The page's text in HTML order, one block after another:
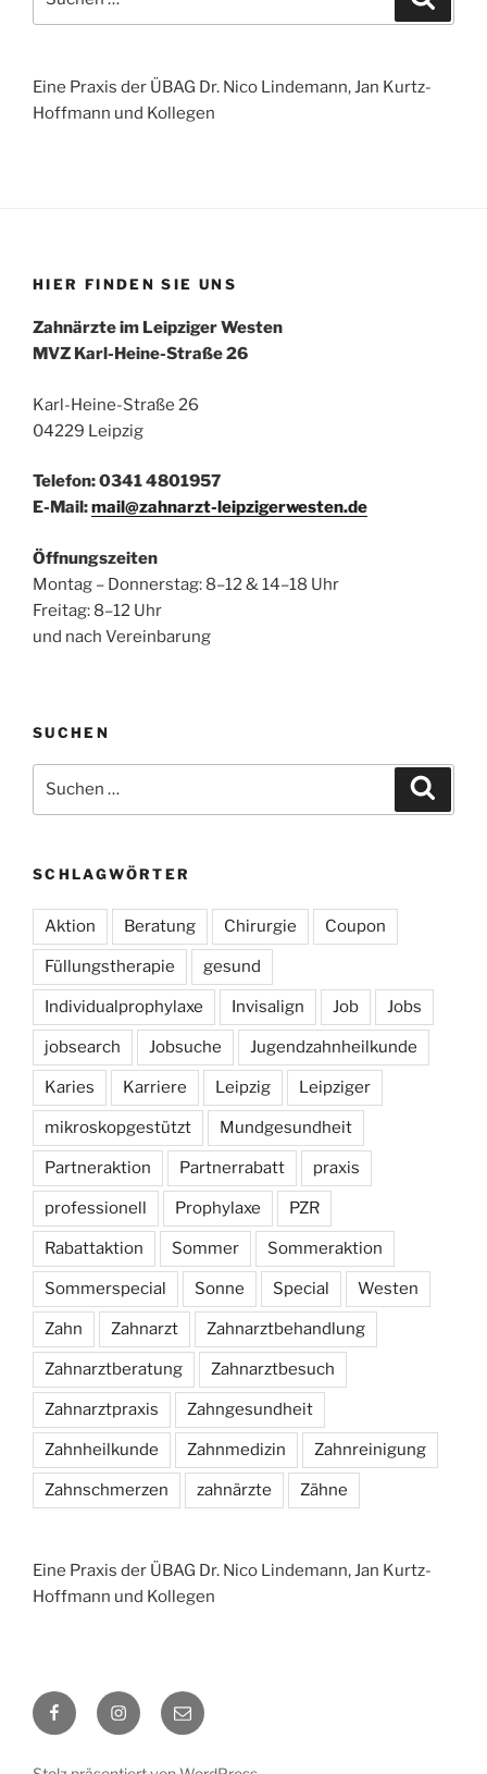
nach:
Eine Praxis der ÜBAG Dr. Nico Lindemann, Jan Kurtz-
Hoffmann und Kollegen
HIER FINDEN SIE UNS
Zahnärzte im Leipziger Westen
MVZ Karl-Heine-Straße 26
Karl-Heine-Straße 26
04229 Leipzig
Telefon: 0341 4801957
E-Mail:mail@zahnarzt-leipzigerwesten.de
Öffnungszeiten
Montag – Donnerstag: 8–12 & 14–18 Uhr
Freitag: 8–12 Uhr
und nach Vereinbarung
SUCHEN
nach:
SCHLAGWÖRTER
Aktion Beratung Chirurgie Coupon
Füllungstherapie gesund
Individualprophylaxe Invisalign Job Jobs
jobsearch Jobsuche Jugendzahnheilkunde
Karies Karriere Leipzig Leipziger
mikroskopgestützt Mundgesundheit
Partneraktion Partnerrabatt praxis
professionell Prophylaxe PZR
Rabattaktion Sommer Sommeraktion
Sommerspecial Sonne Special Westen
Zahn Zahnarzt Zahnarztbehandlung
Zahnarztberatung Zahnarztbesuch
Zahnarztpraxis Zahngesundheit
Zahnheilkunde Zahnmedizin Zahnreinigung
Zahnschmerzen zahnärzte Zähne
Eine Praxis der ÜBAG Dr. Nico Lindemann, Jan Kurtz-
Hoffmann und Kollegen
FacebookInstagram
E-
Mail